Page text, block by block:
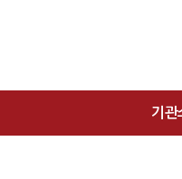
기관